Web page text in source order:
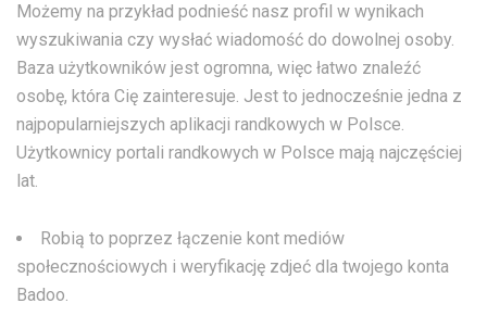
Możemy na przykład podnieść nasz profil w wynikach
wyszukiwania czy wysłać wiadomość do dowolnej osoby.
Baza użytkowników jest ogromna, więc łatwo znaleźć
osobę, która Cię zainteresuje. Jest to jednocześnie jedna z
najpopularniejszych aplikacji randkowych w Polsce.
Użytkownicy portali randkowych w Polsce mają najczęściej
lat.
Robią to poprzez łączenie kont mediów
społecznościowych i weryfikację zdjeć dla twojego konta
Badoo.